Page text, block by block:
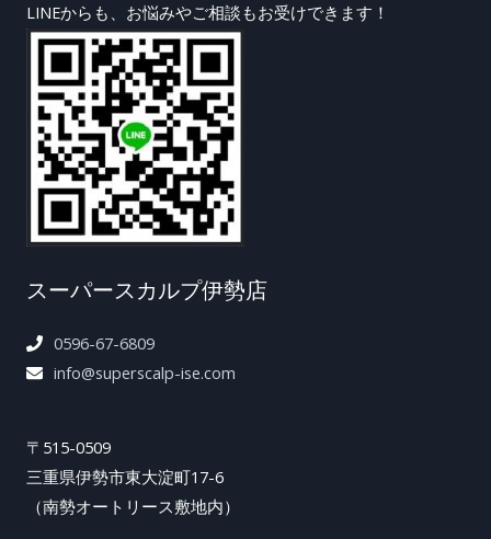
LINEからも、お悩みやご相談もお受けできます！
スーパースカルプ伊勢店
0596-67-6809
info@superscalp-ise.com
〒515-0509
三重県伊勢市東大淀町17-6
（南勢オートリース敷地内）